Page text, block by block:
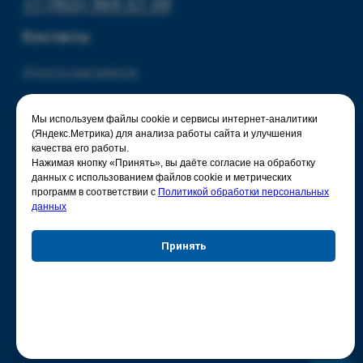
Мы используем файлы cookie и сервисы интернет-аналитики
(Яндекс.Метрика) для анализа работы сайта и улучшения
качества его работы.
Нажимая кнопку «Принять», вы даёте согласие на обработку
данных с использованием файлов cookie и метрических
программ в соответствии с Политикой обработки персональных
данных
Принять